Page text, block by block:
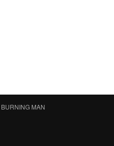
BURNING MAN